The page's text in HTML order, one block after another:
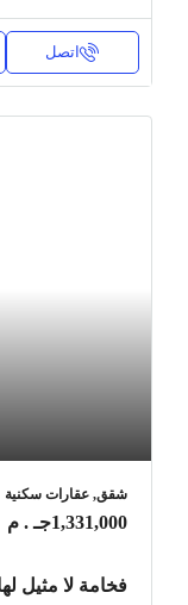
اتصل
شقق, عقارات سكنية
1,331,000جـ . م
فخامة لا مثيل